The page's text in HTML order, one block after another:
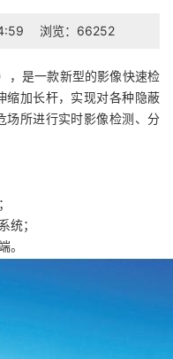
浏览：66252
，是一款新型的影像快速检
缩加长杆，实现对各种隐蔽
场所进行实时影像检测、分
统；
。